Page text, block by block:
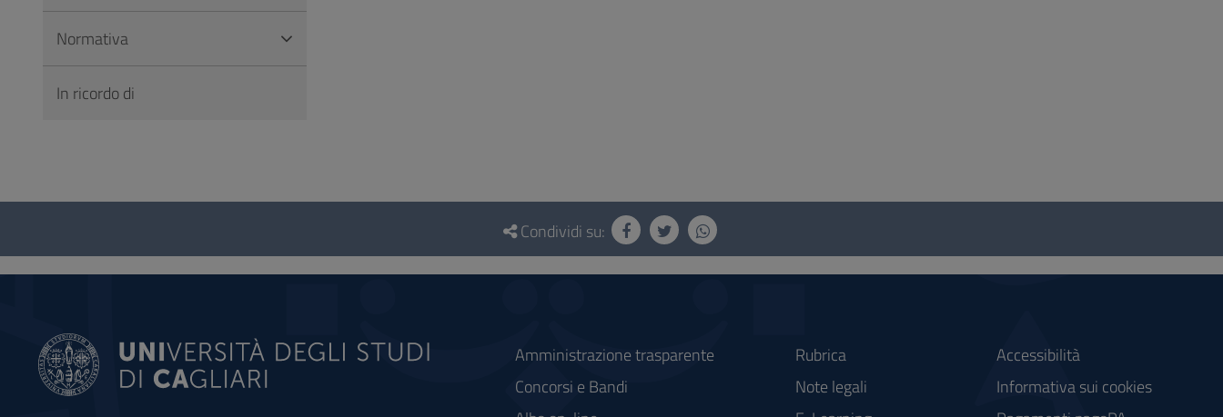
Normativa
In ricordo di
Questionario
social
Condividi su:
Amministrazione trasparente
Concorsi e Bandi
Rubrica
Note legali
Accessibilità
Informativa sui cookies